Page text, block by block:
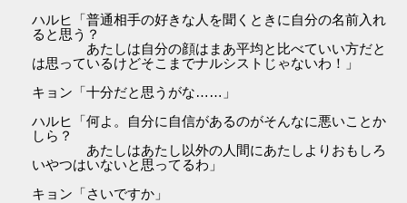
ハルヒ「普通相手の好きな人を聞くときに自分の名前入れ
ると思う？
あたしは自分の顔はまあ平均と比べていい方だと
は思っているけどそこまでナルシストじゃないわ！」
キョン「十分だと思うがな……」
ハルヒ「何よ。自分に自信があるのがそんなに悪いことか
しら？
あたしはあたし以外の人間にあたしよりおもしろ
いやつはいないと思ってるわ」
キョン「さいですか」